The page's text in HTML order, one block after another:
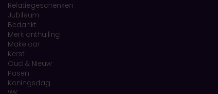
Relatiegeschenken
Jubileum
Bedankt
Merk onthulling
Makelaar
Kerst
Oud & Nieuw
Pasen
Koningsdag